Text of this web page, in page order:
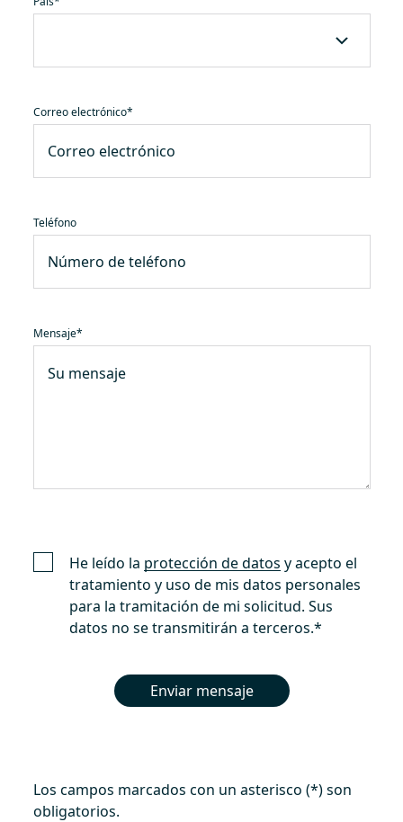
Correo electrónico*
Teléfono
Mensaje*
He leído la protección de datos y acepto el
tratamiento y uso de mis datos personales
para la tramitación de mi solicitud. Sus
datos no se transmitirán a terceros.*
Enviar mensaje
Los campos marcados con un asterisco (*) son
obligatorios.